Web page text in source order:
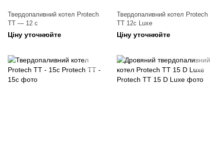
Твердопаливний котел Protech
ТТ — 12 с
Ціну уточнюйте
Твердопаливний котел Protech
TT 12c Luxe
Ціну уточнюйте